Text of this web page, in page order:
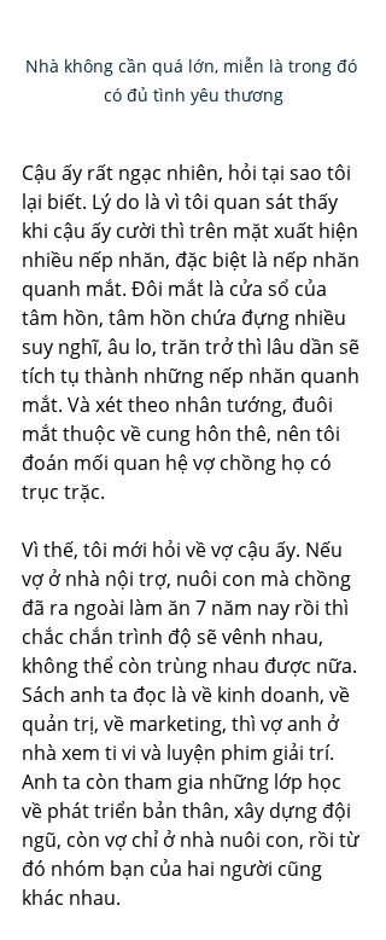
Nhà không cần quá lớn, miễn là trong đó
có đủ tình yêu thương
Cậu ấy rất ngạc nhiên, hỏi tại sao tôi
lại biết. Lý do là vì tôi quan sát thấy
khi cậu ấy cười thì trên mặt xuất hiện
nhiều nếp nhăn, đặc biệt là nếp nhăn
quanh mắt. Đôi mắt là cửa sổ của
tâm hồn, tâm hồn chứa đựng nhiều
suy nghĩ, âu lo, trăn trở thì lâu dần sẽ
tích tụ thành những nếp nhăn quanh
mắt. Và xét theo nhân tướng, đuôi
mắt thuộc về cung hôn thê, nên tôi
đoán mối quan hệ vợ chồng họ có
trục trặc.
Vì thế, tôi mới hỏi về vợ cậu ấy. Nếu
vợ ở nhà nội trợ, nuôi con mà chồng
đã ra ngoài làm ăn 7 năm nay rồi thì
chắc chắn trình độ sẽ vênh nhau,
không thể còn trùng nhau được nữa.
Sách anh ta đọc là về kinh doanh, về
quản trị, về marketing, thì vợ anh ở
nhà xem ti vi và luyện phim giải trí.
Anh ta còn tham gia những lớp học
về phát triển bản thân, xây dựng đội
ngũ, còn vợ chỉ ở nhà nuôi con, rồi từ
đó nhóm bạn của hai người cũng
khác nhau.